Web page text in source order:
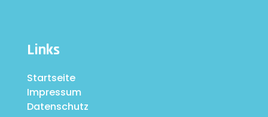
Links
Startseite
Impressum
Datenschutz